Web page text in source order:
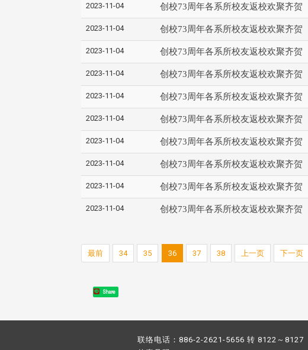
2023-11-04 创校73周年各系所校友返校欢聚齐贺
2023-11-04 创校73周年各系所校友返校欢聚齐贺
2023-11-04 创校73周年各系所校友返校欢聚齐贺
2023-11-04 创校73周年各系所校友返校欢聚齐贺
2023-11-04 创校73周年各系所校友返校欢聚齐贺
2023-11-04 创校73周年各系所校友返校欢聚齐贺
2023-11-04 创校73周年各系所校友返校欢聚齐贺
2023-11-04 创校73周年各系所校友返校欢聚齐贺
2023-11-04 创校73周年各系所校友返校欢聚齐贺
2023-11-04 创校73周年各系所校友返校欢聚齐贺
最前 34 35 36 37 38 上一页 下一页
Share
联络电话：886-2-2621-5656 转 8122～8127